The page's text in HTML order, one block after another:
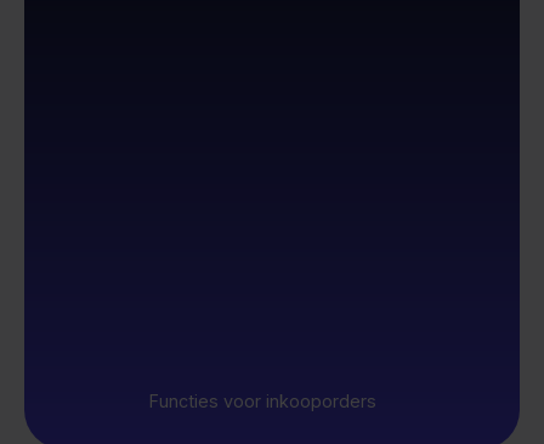
Functies voor inkooporders